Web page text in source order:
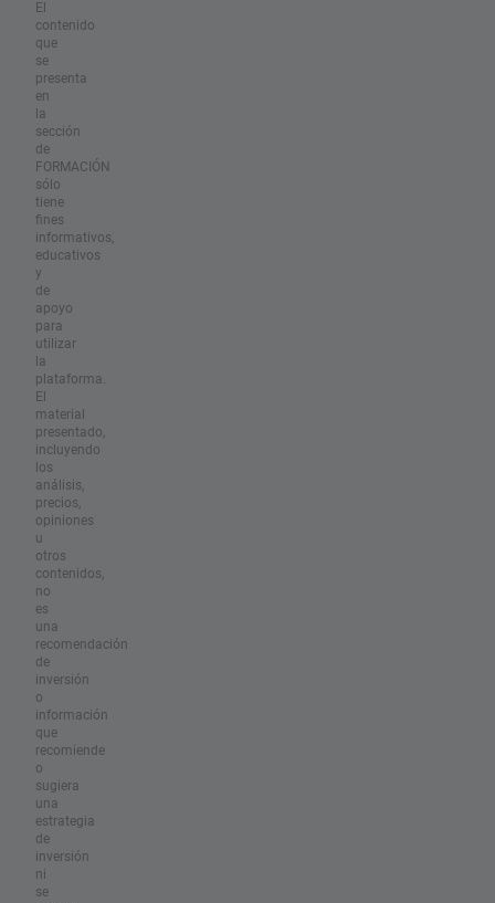
El
contenido
que
se
presenta
en
la
sección
de
FORMACIÓN
sólo
tiene
fines
informativos,
educativos
y
de
apoyo
para
utilizar
la
plataforma.
El
material
presentado,
incluyendo
los
análisis,
precios,
opiniones
u
otros
contenidos,
no
es
una
recomendación
de
inversión
o
información
que
recomiende
o
sugiera
una
estrategia
de
inversión
ni
se